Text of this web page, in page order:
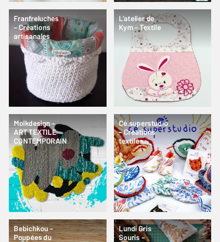
Franfreluches
– Créations
artisanales
L’atelier de
Kym – Textile
Molkdesign –
ART TEXTILE
CONTEMPORAIN
Cé.superstudio
– Créations
textiles
Bebichkou –
Poupées du
Lundi Gris
Souris –